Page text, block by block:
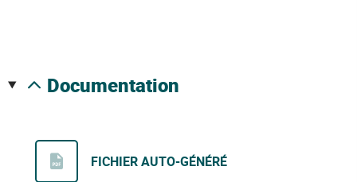
documentation
FICHIER AUTO-GÉNÉRÉ